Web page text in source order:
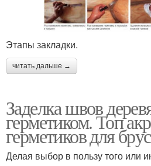
Этапы закладки.
читать дальше →
Заделка швов
герметиком. Топ
герметиков для
Делая выбор в пользу того или